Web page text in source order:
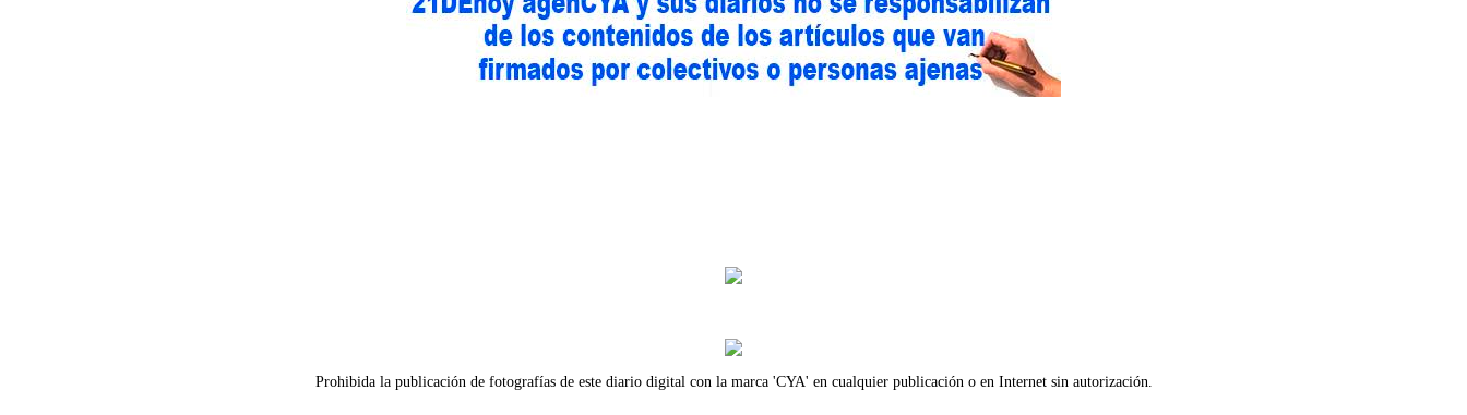
Prohibida la publicación de fotografías de este diario digital con la marca 'CYA' en cualquier publicación o en Internet sin autorización.